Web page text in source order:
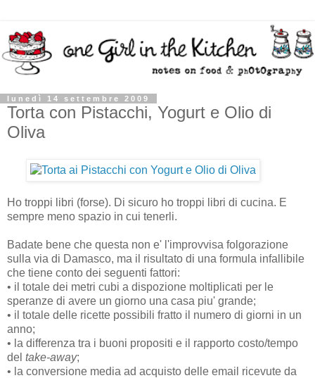
lunedì 14 settembre 2009
Torta con Pistacchi, Yogurt e Olio di
Oliva
Ho troppi libri (forse). Di sicuro ho troppi libri di cucina. E
sempre meno spazio in cui tenerli.
Badate bene che questa non e' l'improvvisa folgorazione
sulla via di Damasco, ma il risultato di una formula infallibile
che tiene conto dei seguenti fattori:
• il totale dei metri cubi a dispozione moltiplicati per le
speranze di avere un giorno una casa piu' grande;
• il totale delle ricette possibili fratto il numero di giorni in un
anno;
• la differenza tra i buoni propositi e il rapporto costo/tempo
del take-away;
• la conversione media ad acquisto delle email ricevute da